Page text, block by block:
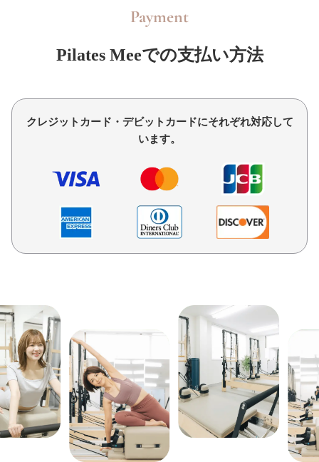
Payment
Pilates Meeでの支払い方法
クレジットカード・デビットカードにそれぞれ対応して
います。